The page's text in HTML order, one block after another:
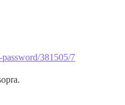
381505/7